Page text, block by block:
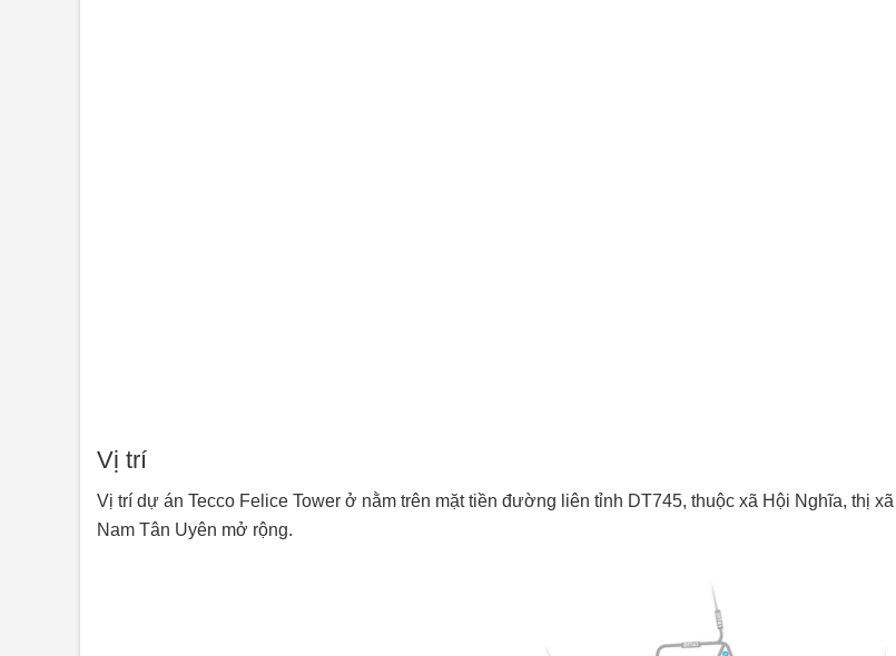
Vị trí
Vị trí dự án Tecco Felice Tower ở nằm trên mặt tiền đường liên tỉnh DT745, thuộc xã Hội Nghĩa, thị
Nam Tân Uyên mở rộng.